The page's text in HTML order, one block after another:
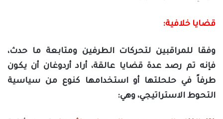
قضايا خلافية:
وفقا للمراقبين لتحركات الطرفين ومتابعة ما حدث،
فإنه تم رصد عدة قضايا عالقة، أراد أردوغان أن يكون
طرفاً في حلحلتها أو استخدامها كنوع من سياسية
التحوط الاستراتيجي، وهي: